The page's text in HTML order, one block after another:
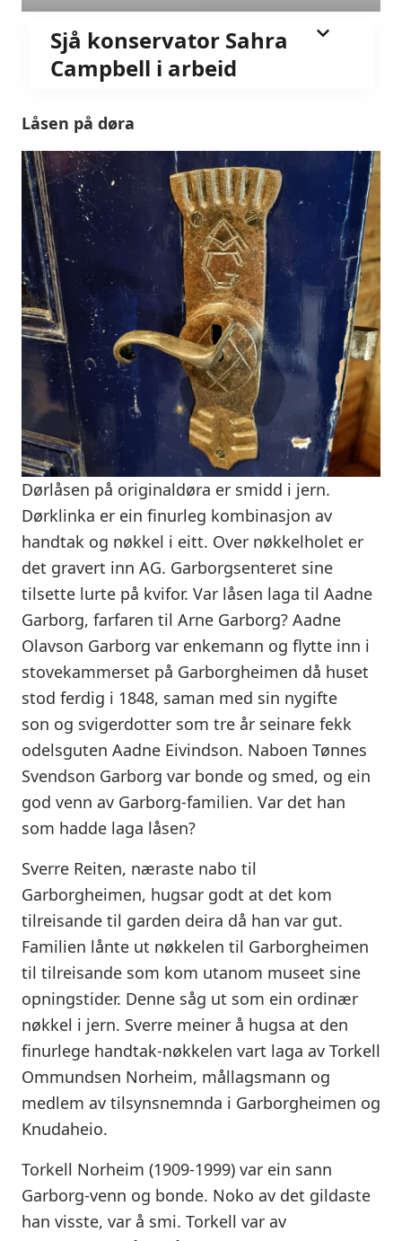
Sjå konservator Sahra
Campbell i arbeid
Låsen på døra
Dørlåsen på originaldøra er smidd i jern.
Dørklinka er ein finurleg kombinasjon av
handtak og nøkkel i eitt. Over nøkkelholet er
det gravert inn AG. Garborgsenteret sine
tilsette lurte på kvifor. Var låsen laga til Aadne
Garborg, farfaren til Arne Garborg? Aadne
Olavson Garborg var enkemann og flytte inn i
stovekammerset på Garborgheimen då huset
stod ferdig i 1848, saman med sin nygifte
son og svigerdotter som tre år seinare fekk
odelsguten Aadne Eivindson. Naboen Tønnes
Svendson Garborg var bonde og smed, og ein
god venn av Garborg-familien. Var det han
som hadde laga låsen?
Sverre Reiten, næraste nabo til
Garborgheimen, hugsar godt at det kom
tilreisande til garden deira då han var gut.
Familien lånte ut nøkkelen til Garborgheimen
til tilreisande som kom utanom museet sine
opningstider. Denne såg ut som ein ordinær
nøkkel i jern. Sverre meiner å hugsa at den
finurlege handtak-nøkkelen vart laga av Torkell
Ommundsen Norheim, mållagsmann og
medlem av tilsynsnemnda i Garborgheimen og
Knudaheio.
Torkell Norheim (1909-1999) var ein sann
Garborg-venn og bonde. Noko av det gildaste
han visste, var å smi. Torkell var av